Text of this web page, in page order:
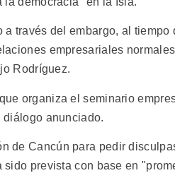
través del embargo, al tiempo
empresariales
Rodríguez.
organiza el seminario
diálogo anunciado.
de Cancún para pedir
prevista con base en